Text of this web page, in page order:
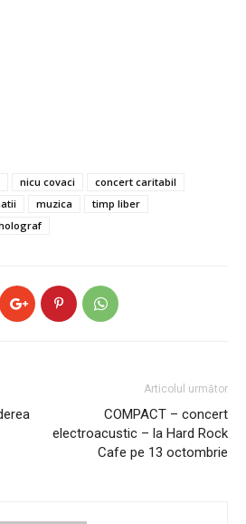
nicu covaci
concert caritabil
muzica
timp liber
Articolul următor
COMPACT – concert
electroacustic – la Hard Rock
Cafe pe 13 octombrie